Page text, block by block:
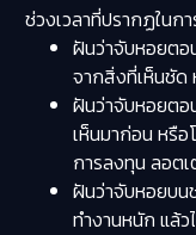
ช่วงเวลาที่ปรากฏใน
ฝันว่าจับหอยตอ
จากสิ่งที่เห็นชัด
ฝันว่าจับหอยต
เห็นมาก่อน หรือ
การลงทุน ลอต
ฝันว่าจับหอยบ
ทำงานหนัก แล้